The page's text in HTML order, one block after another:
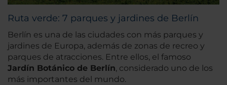
Ruta verde: 7 parques y jardines de Berlín
Berlín es una de las ciudades con más parques y
jardines de Europa, además de zonas de recreo y
parques de atracciones. Entre ellos, el famoso
Jardín Botánico de Berlín, considerado uno de los
más importantes del mundo.